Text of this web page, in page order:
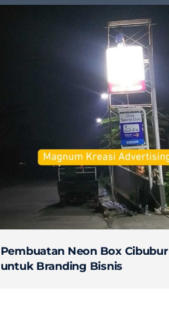
Pembuatan Neon Box Cibubur
untuk Branding Bisnis